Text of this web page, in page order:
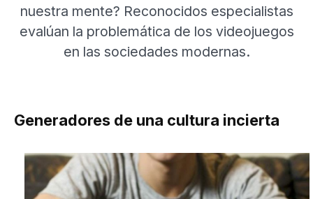
nuestra mente? Reconocidos especialistas
evalúan la problemática de los videojuegos
en las sociedades modernas.
Generadores de una cultura incierta